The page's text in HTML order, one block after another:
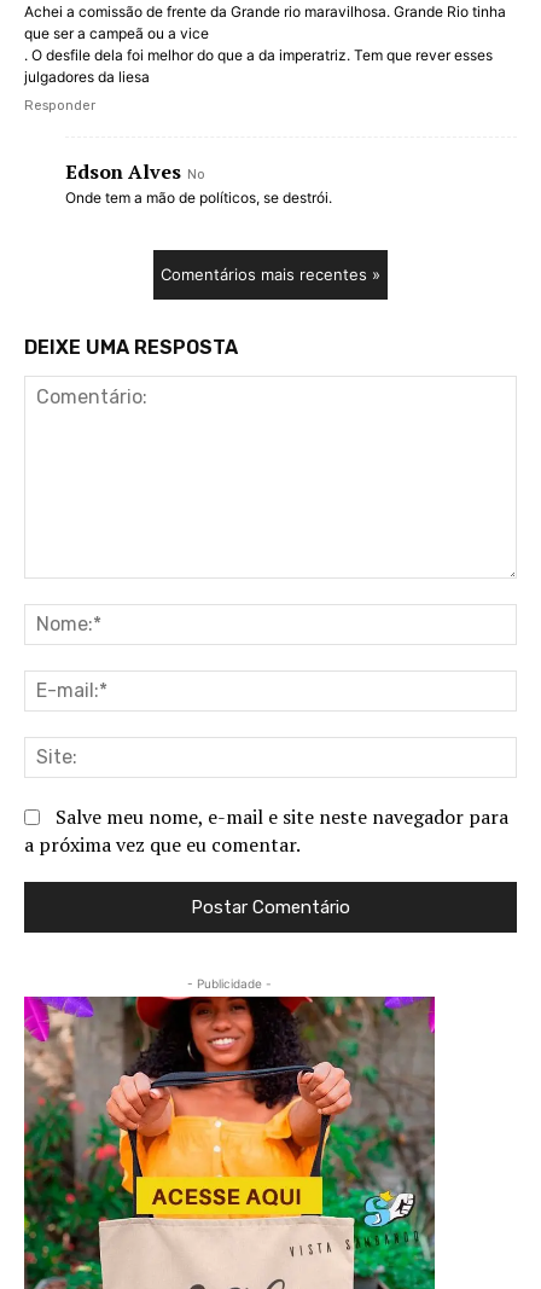
Achei a comissão de frente da Grande rio maravilhosa. Grande Rio tinha
que ser a campeã ou a vice
. O desfile dela foi melhor do que a da imperatriz. Tem que rever esses
julgadores da liesa
Responder
Edson Alves No
Onde tem a mão de políticos, se destrói.
Comentários mais recentes »
DEIXE UMA RESPOSTA
Salve meu nome, e-mail e site neste navegador para
a próxima vez que eu comentar.
- Publicidade -